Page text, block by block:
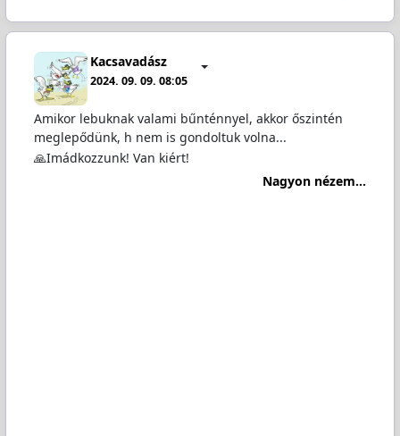
Kacsavadász
2024. 09. 09. 08:05
Amikor lebuknak valami bűnténnyel, akkor őszintén
meglepődünk, h nem is gondoltuk volna...
🙏Imádkozzunk! Van kiért!
Nagyon nézem...